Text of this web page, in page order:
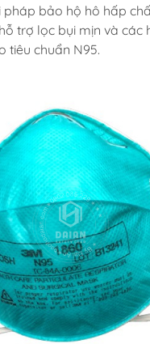
pháp bảo hộ hô hấp
trợ lọc bụi mịn và các
tiêu chuẩn N95.